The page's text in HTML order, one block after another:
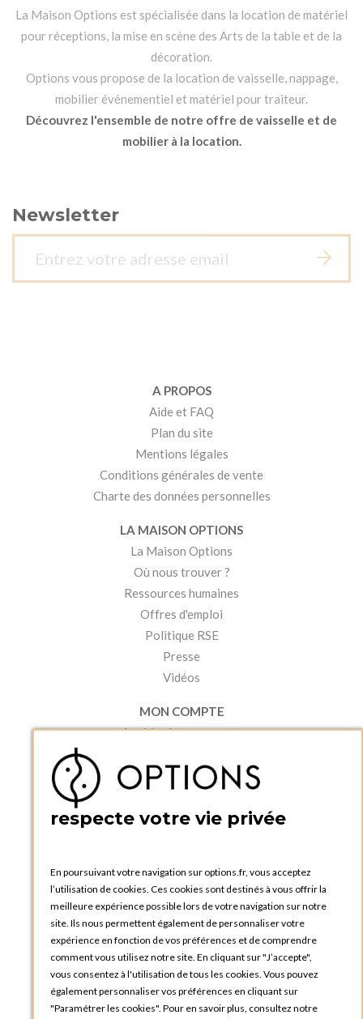
La Maison Options est spécialisée dans la location de matériel
pour réceptions, la mise en scène des Arts de la table et de la
décoration.
Options vous propose de la location de vaisselle, nappage,
mobilier événementiel et matériel pour traiteur.
Découvrez l'ensemble de notre offre de vaisselle et de
mobilier à la location.
Newsletter
A PROPOS
Aide et FAQ
Plan du site
Mentions légales
Conditions générales de vente
Charte des données personnelles
LA MAISON OPTIONS
La Maison Options
Où nous trouver ?
Ressources humaines
Offres d'emploi
Politique RSE
Presse
Vidéos
MON COMPTE
Accéder à mon compte
Créer un compte
PRATIQUE
Catalogues et bons de commande
Tutoriels
OPTIONS LUXEMBOURG
13 rue Paul Rischard
5324 Contern
respecte votre vie privée
En poursuivant votre navigation sur options.fr, vous acceptez
l’utilisation de cookies. Ces cookies sont destinés à vous offrir la
meilleure expérience possible lors de votre navigation sur notre
site. Ils nous permettent également de personnaliser votre
expérience en fonction de vos préférences et de comprendre
comment vous utilisez notre site. En cliquant sur "J’accepte",
vous consentez à l'utilisation de tous les cookies. Vous pouvez
également personnaliser vos préférences en cliquant sur
"Paramétrer les cookies". Pour en savoir plus, consultez notre